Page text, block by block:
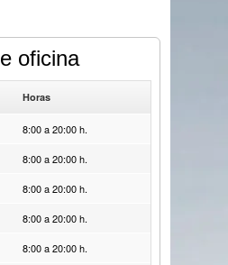
oficina
Horas
8:00 a 20:00 h.
8:00 a 20:00 h.
8:00 a 20:00 h.
8:00 a 20:00 h.
8:00 a 20:00 h.